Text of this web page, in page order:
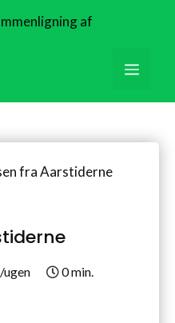
Menu
ugen 0 min.